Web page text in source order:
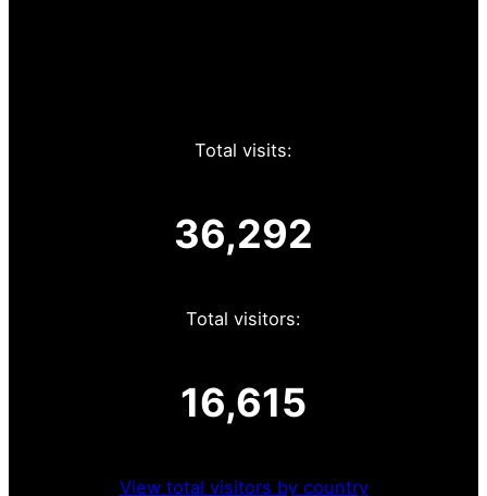
Total visits:
36,292
Total visitors:
16,615
View total visitors by country